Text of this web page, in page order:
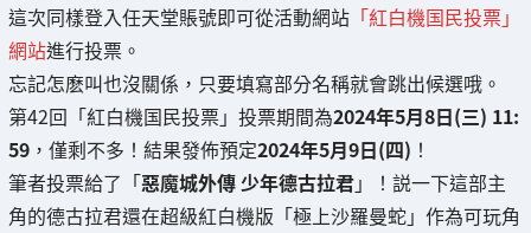
這次同樣登入任天堂賬號即可從活動網站 「紅白機国民投票」
網站進行投票。
忘記怎麽叫也沒關係，只要填寫部分名稱就會跳出候選哦。
第42回「紅白機国民投票」投票期間為2024年5月8日(三) 11:
59 ，僅剩不多！結果發佈預定2024年5月9日(四) ！
筆者投票給了「惡魔城外傳 少年德古拉君」！説一下這部主
角的德古拉君還在超級紅白機版「極上沙羅曼蛇」作為可玩角